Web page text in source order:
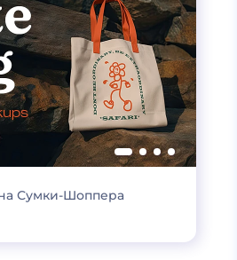
Сумки-Шоппера